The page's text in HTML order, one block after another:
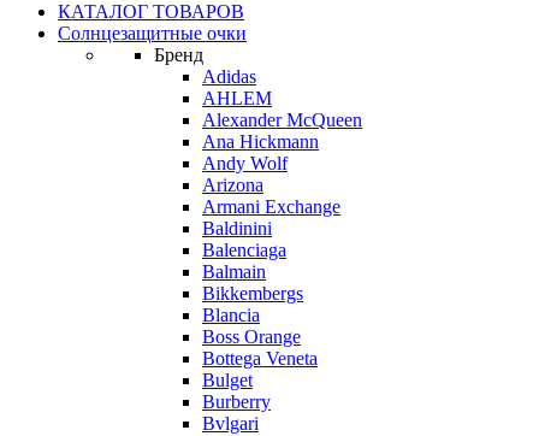
КАТАЛОГ ТОВАРОВ
Солнцезащитные очки
Бренд
Adidas
AHLEM
Alexander McQueen
Ana Hickmann
Andy Wolf
Arizona
Armani Exchange
Baldinini
Balenciaga
Balmain
Bikkembergs
Blancia
Boss Orange
Bottega Veneta
Bulget
Burberry
Bvlgari